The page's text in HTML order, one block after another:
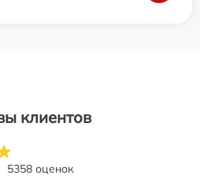
клиентов
5358 оценок